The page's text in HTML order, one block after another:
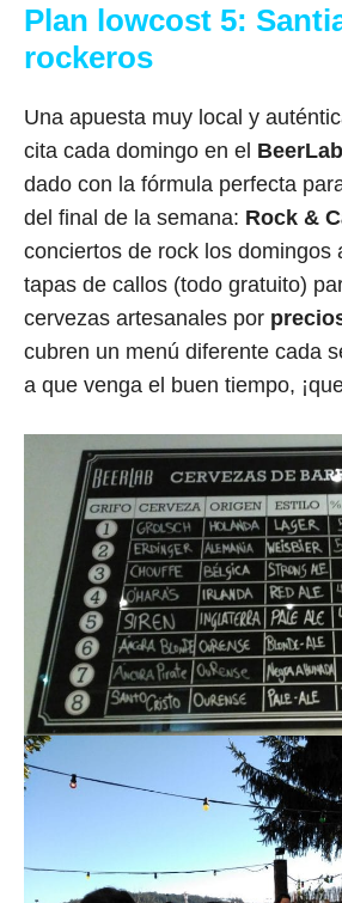
Plan lowcost 5:
rockeros
Una apuesta muy local y
cita cada domingo en el BeerLab
dado con la fórmula perfecta
del final de la semana: Rock &
conciertos de rock los domingos
tapas de callos (todo gratuito)
cervezas artesanales por
cubren un menú diferente cada
a que venga el buen tiempo,